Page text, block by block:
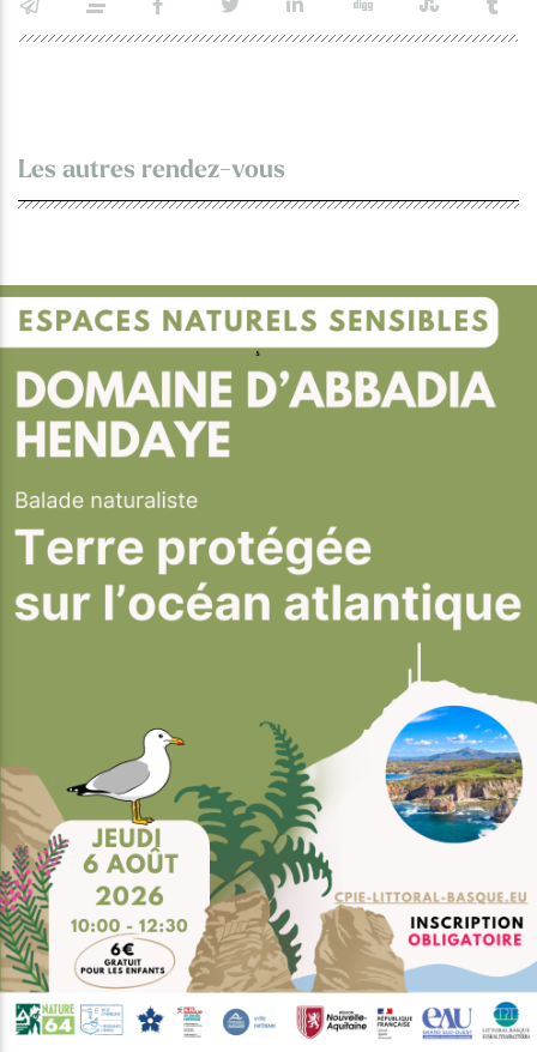
Les autres rendez-vous